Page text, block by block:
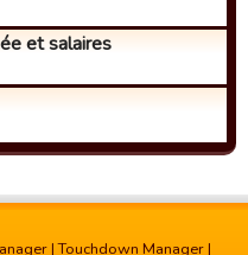
et salaires
|Touchdown Manager |